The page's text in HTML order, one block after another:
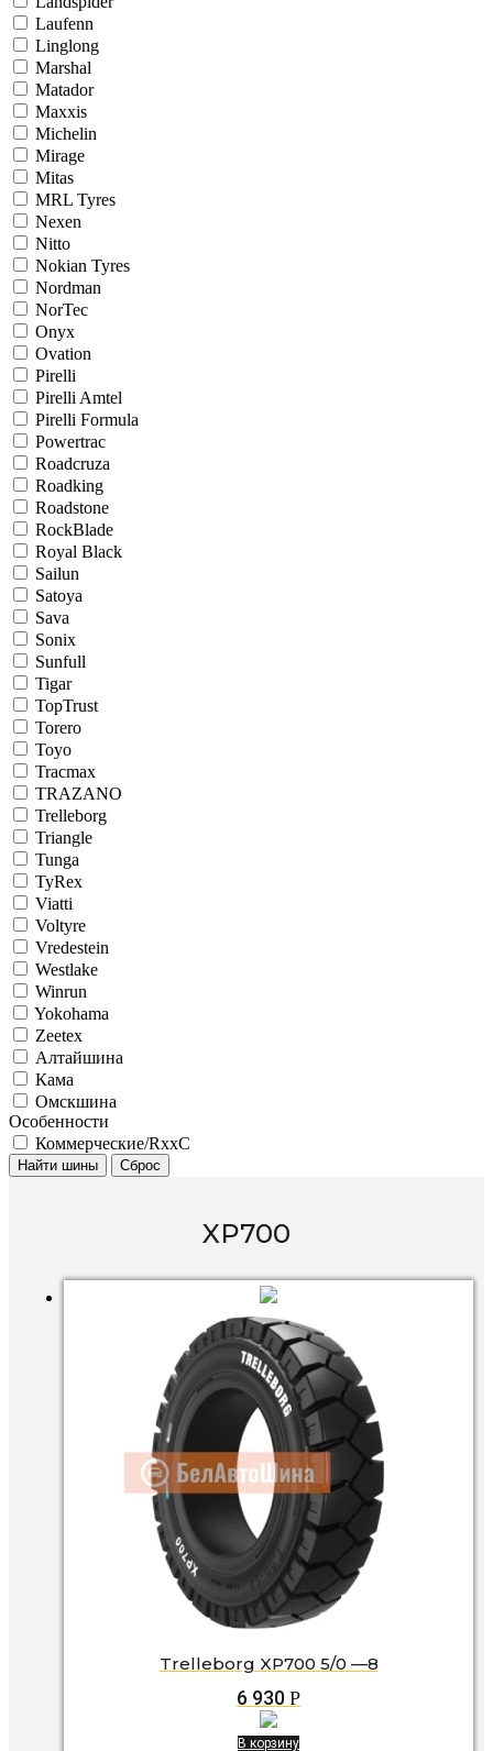
Laufenn
Linglong
Marshal
Matador
Maxxis
Michelin
Mirage
Mitas
MRL Tyres
Nexen
Nitto
Nokian Tyres
Nordman
NorTec
Onyx
Ovation
Pirelli
Pirelli Amtel
Pirelli Formula
Powertrac
Roadcruza
Roadking
Roadstone
RockBlade
Royal Black
Sailun
Satoya
Sava
Sonix
Sunfull
Tigar
TopTrust
Torero
Toyo
Tracmax
TRAZANO
Trelleborg
Triangle
Tunga
TyRex
Viatti
Voltyre
Vredestein
Westlake
Winrun
Yokohama
Zeetex
Алтайшина
Кама
Омскшина
Особенности
Коммерческие/RxxC
Найти шины Сброс
XP700
Trelleborg XP700 5/0 —8
6 930 Р
В корзину